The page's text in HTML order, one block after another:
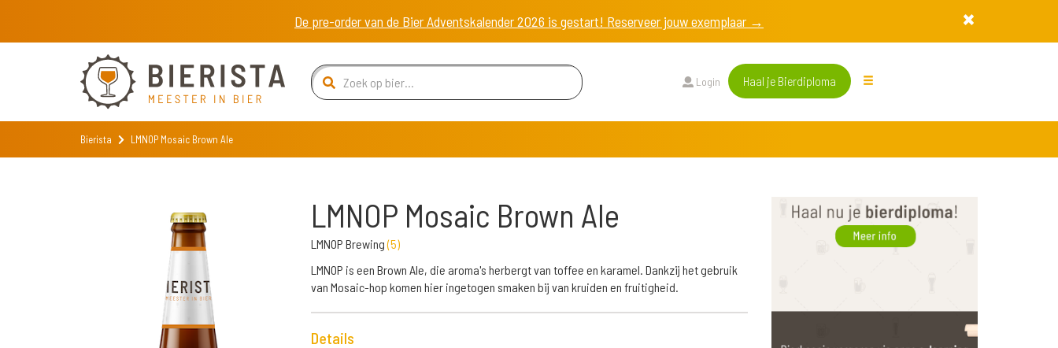
De pre-order van de Bier Adventskalender 2026 is gestart! Reserveer jouw exemplaar →
Login Haal je Bierdiploma
Bierista LMNOP Mosaic Brown Ale
LMNOP Mosaic Brown Ale
LMNOP Brewing(5)
LMNOP is een Brown Ale, die aroma's herbergt van toffee en karamel. Dankzij het gebruik
van Mosaic-hop komen hier ingetogen smaken bij van kruiden en fruitigheid.
Details